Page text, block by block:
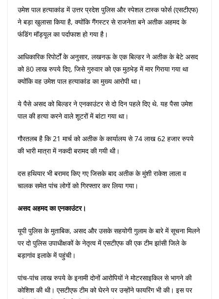
उमेश पाल हत्याकांड में उत्तर प्रदेश पुलिस और स्पेशल टास्क फोर्स (एसटीएफ)
ने बड़ा खुलासा किया है, क्योंकि गैंगस्टर से राजनेता बने अतीक अहमद के
फंडिंग मॉड्यूल का पर्दाफाश हो गया है।
आधिकारिक रिपोर्टों के अनुसार, लखनऊ के एक बिल्डर ने अतीक के बेटे असद
को 80 लाख रुपये दिए, जिसे गुरुवार को एक मुठभेड़ में मार गिराया गया था
क्योंकि वह उमेश पाल हत्याकांड का मुख्य आरोपी था।
ये पैसे असद को बिल्डर ने एनकाउंटर से दो दिन पहले दिए थे. यह पैसा उमेश
पाल की हत्या करने वाले शूटरों में बांटा गया था।
गौरतलब है कि 21 मार्च को अतीक के कार्यालय से 74 लाख 62 हजार रुपये
की भारी मात्रा में नकदी बरामद की गयी थी।
दस हथियार भी बरामद किए गए जिसके बाद अतीक के मुंशी राकेश लाला व
चालक समेत पांच लोगों को गिरफ्तार कर लिया गया।
असद अहमद का एनकाउंटर।
यूपी पुलिस के मुताबिक, असद और उसके सहयोगी गुलाम के बारे में सूचना मिलने
पर दो पुलिस उपाधीक्षकों के नेतृत्व में एसटीएफ की एक टीम झांसी जिले के
बड़ागांव इलाके में पहुंची।
पांच-पांच लाख रुपये के इनामी दोनों आरोपियों ने मोटरसाइकिल से भागने की
कोशिश की थी। एसटीएफ टीम को घेरने पर उन्होंने फायरिंग भी की। इस पर